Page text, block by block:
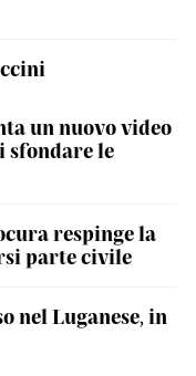
un nuovo video
sfondare le
respinge la
parte civile
nel Luganese, in